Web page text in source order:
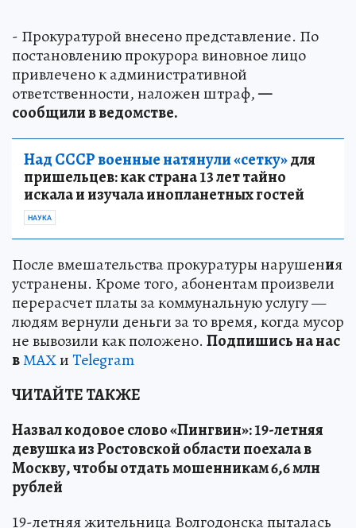
- Прокуратурой внесено представление. По
постановлению прокурора виновное лицо
привлечено к административной
ответственности, наложен штраф,—
сообщили в ведомстве.
Над СССР военные натянули «сетку»для
пришельцев: как страна 13 лет тайно
искала и изучала инопланетных гостей
НАУКА
После вмешательства прокуратуры нарушения
устранены. Кроме того, абонентам произвели
перерасчет платы за коммунальную услугу —
людям вернули деньги за то время, когда мусор
не вывозили как положено. Подпишись на нас
вМАХиTelegram
ЧИТАЙТЕ ТАКЖЕ
Назвал кодовое слово «Пингвин»: 19-летняя
девушка из Ростовской области поехала в
Москву, чтобы отдать мошенникам 6,6 млн
рублей
19-летняя жительница Волгодонска пыталась